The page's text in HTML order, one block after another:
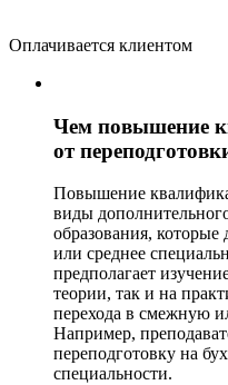
Оплачивается клиентом
Чем повышение
от
Повышение
виды
образования,
или среднее
предполагает
теории, так и на
перехода в смежную
Например,
переподготовку на
специальности.